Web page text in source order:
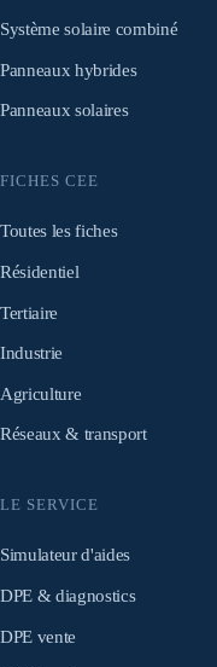
Système solaire combiné
Panneaux hybrides
Panneaux solaires
FICHES CEE
Toutes les fiches
Résidentiel
Tertiaire
Industrie
Agriculture
Réseaux & transport
LE SERVICE
Simulateur d'aides
DPE & diagnostics
DPE vente